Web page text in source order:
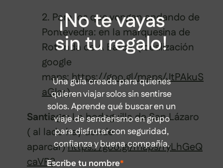
2. Para los que vengan andando de
Pontevedra: en la marquesina de
Rotonda de A Barca (localización
google
maps:https://goo.gl/maps/JtPAkuS
aGky )
Santiago:La bodeguilla de San Lázaro
( al lado hay donde
aparcar)https://goo.gl/maps/ryLhGeQ
caVP2
¡No te vayas
sin tu regalo!
Una guía creada para quienes
quieren viajar solos sin sentirse
solos. Aprende qué buscar en un
viaje de senderismo en grupo
para disfrutar con seguridad,
confianza y buena compañía.
Escribe tu nombre*